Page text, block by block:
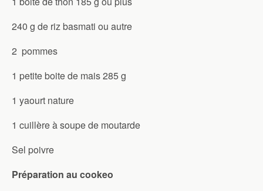
240 g de riz basmati ou autre
2 pommes
1 petite boite de mais 285 g
1 yaourt nature
1 cuillère à soupe de moutarde
Sel poivre
Préparation au cookeo